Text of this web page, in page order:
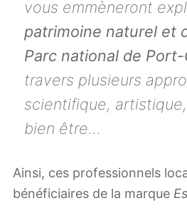
vous emmèneront
patrimoine naturel et
Parc national de
travers plusieurs
scientifique,
bien être…
Ainsi, ces professionnels
bénéficiaires de la marque